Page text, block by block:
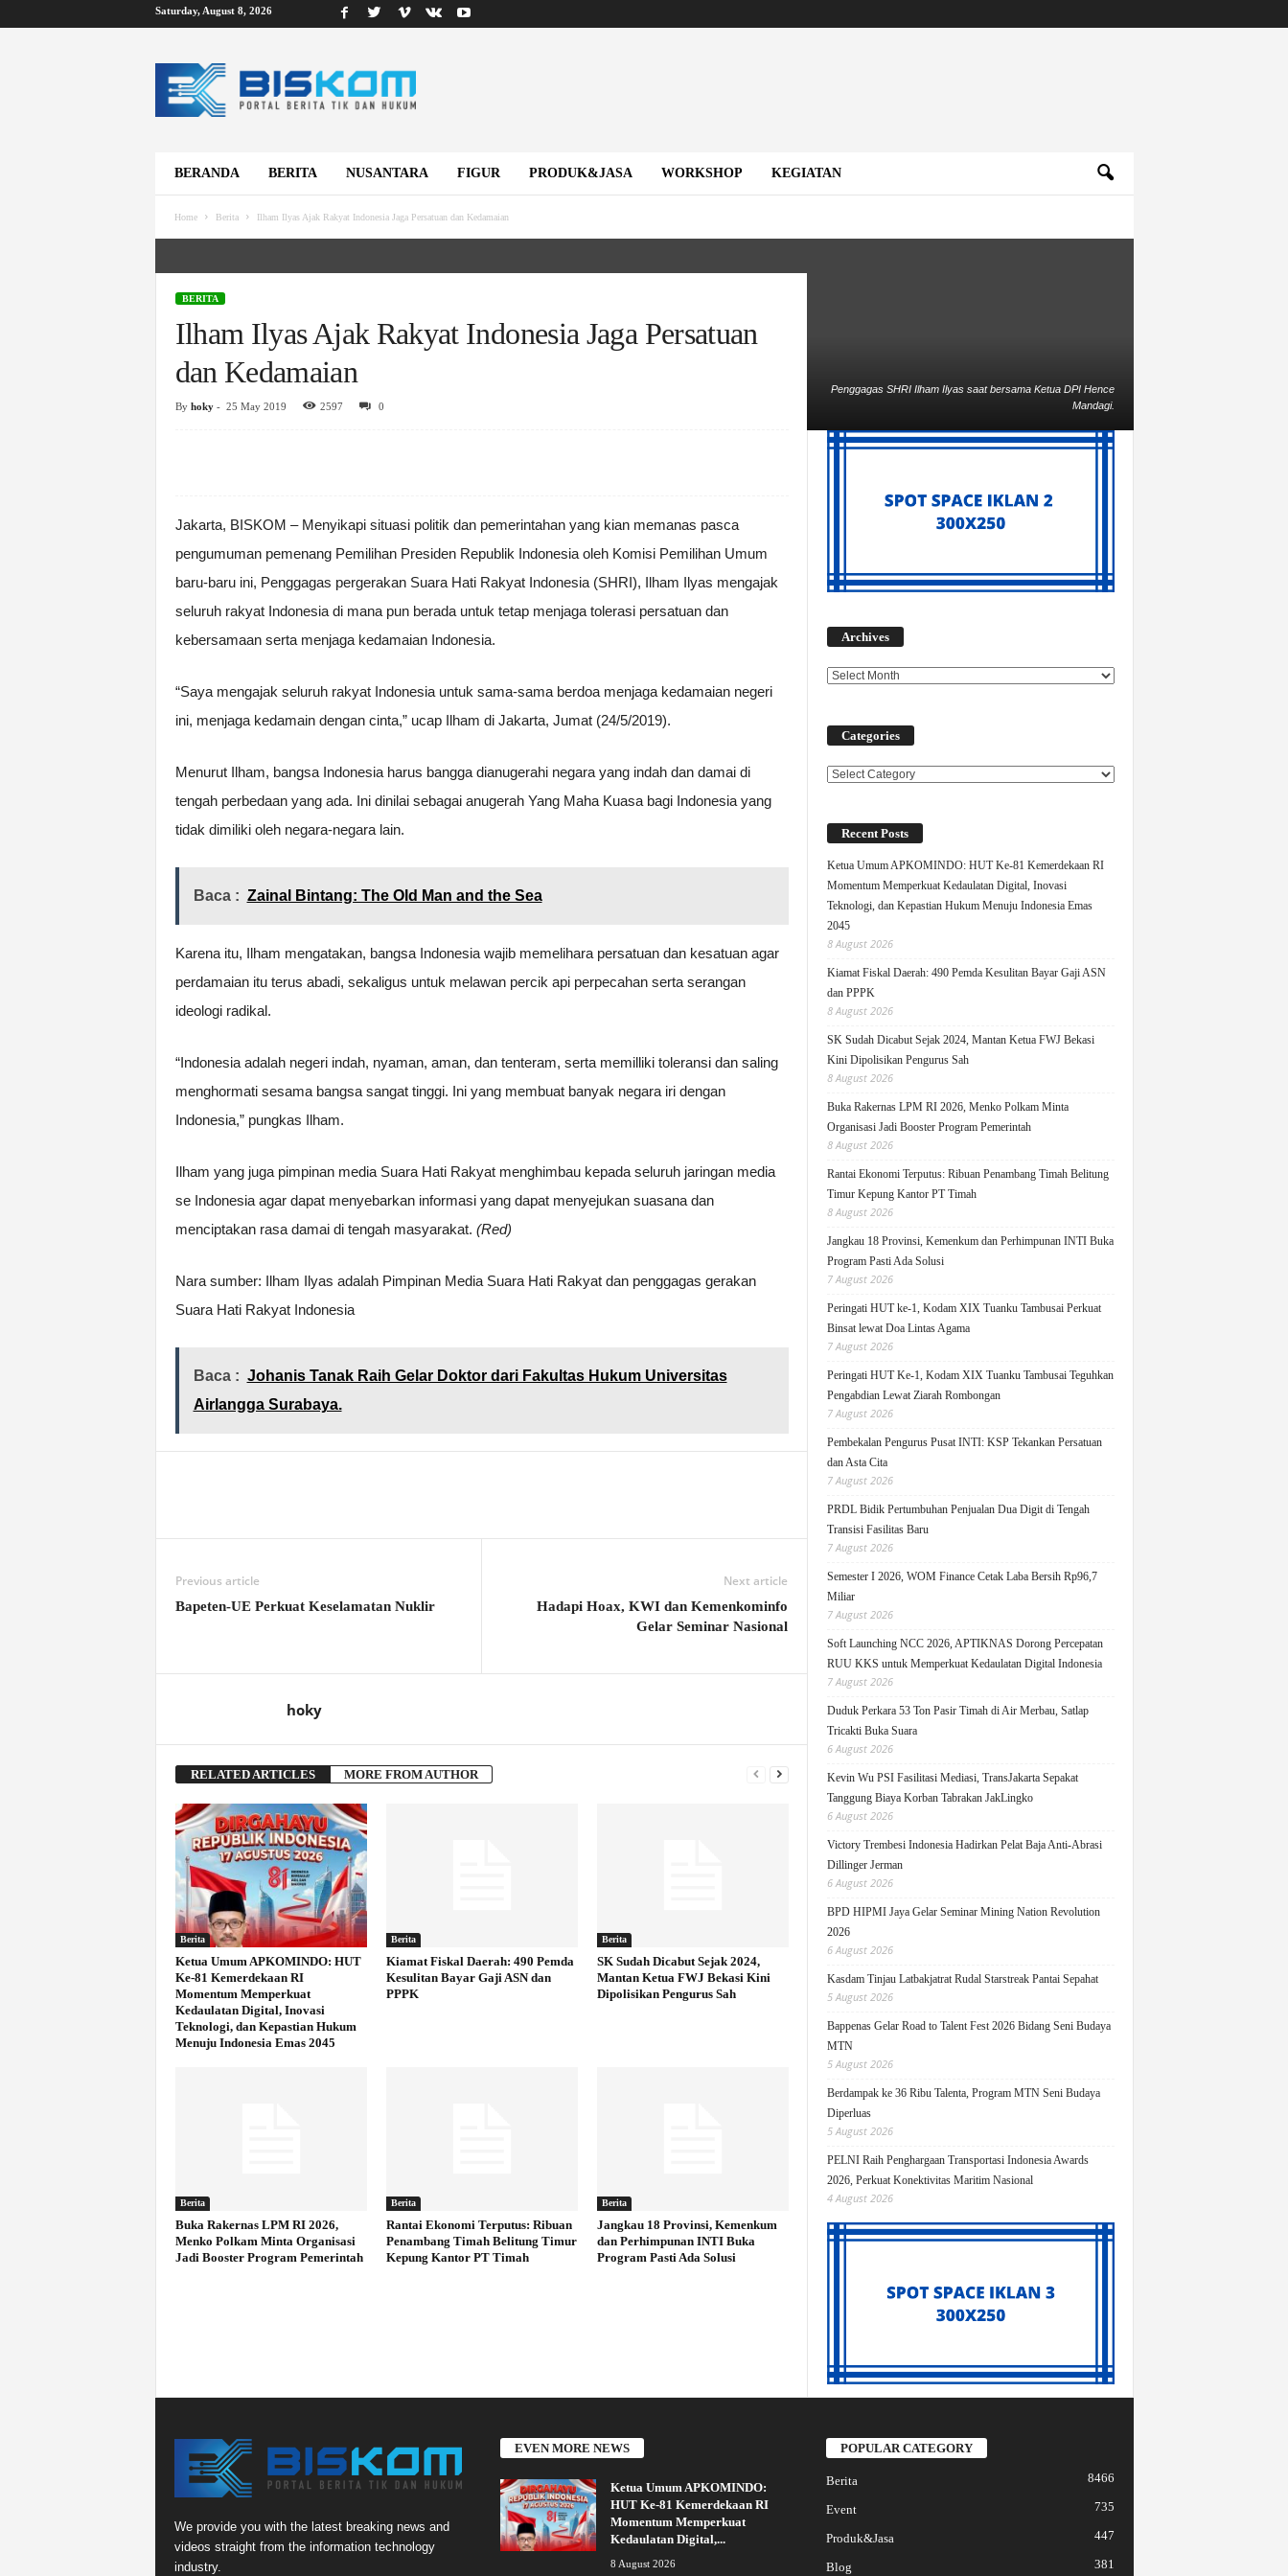
Saturday, August 8, 2026
i
BERANDA
BERITA NUSANTARA FIGUR PRODUK&JASA WORKSHOP KEGIATAN
Home Berita Ilham Ilyas Ajak Rakyat Indonesia Jaga Persatuan dan Kedamaian
Penggagas SHRI Ilham Ilyas saat bersama Ketua DPI Hence
Mandagi.
BERITA
Ilham Ilyas Ajak Rakyat Indonesia Jaga Persatuan
dan Kedamaian
By hoky- 25 May 2019 2597 0
Jakarta, BISKOM – Menyikapi situasi politik dan pemerintahan yang kian memanas pasca
pengumuman pemenang Pemilihan Presiden Republik Indonesia oleh Komisi Pemilihan Umum
baru-baru ini, Penggagas pergerakan Suara Hati Rakyat Indonesia (SHRI), Ilham Ilyas mengajak
seluruh rakyat Indonesia di mana pun berada untuk tetap menjaga tolerasi persatuan dan
kebersamaan serta menjaga kedamaian Indonesia.
“Saya mengajak seluruh rakyat Indonesia untuk sama-sama berdoa menjaga kedamaian negeri
ini, menjaga kedamain dengan cinta,” ucap Ilham di Jakarta, Jumat (24/5/2019).
Menurut Ilham, bangsa Indonesia harus bangga dianugerahi negara yang indah dan damai di
tengah perbedaan yang ada. Ini dinilai sebagai anugerah Yang Maha Kuasa bagi Indonesia yang
tidak dimiliki oleh negara-negara lain.
Baca : Zainal Bintang: The Old Man and the Sea
Karena itu, Ilham mengatakan, bangsa Indonesia wajib memelihara persatuan dan kesatuan agar
perdamaian itu terus abadi, sekaligus untuk melawan percik api perpecahan serta serangan
ideologi radikal.
“Indonesia adalah negeri indah, nyaman, aman, dan tenteram, serta memilliki toleransi dan saling
menghormati sesama bangsa sangat tinggi. Ini yang membuat banyak negara iri dengan
Indonesia,” pungkas Ilham.
Ilham yang juga pimpinan media Suara Hati Rakyat menghimbau kepada seluruh jaringan media
se Indonesia agar dapat menyebarkan informasi yang dapat menyejukan suasana dan
menciptakan rasa damai di tengah masyarakat. (Red)
Nara sumber: Ilham Ilyas adalah Pimpinan Media Suara Hati Rakyat dan penggagas gerakan
Suara Hati Rakyat Indonesia
Baca : Johanis Tanak Raih Gelar Doktor dari Fakultas Hukum Universitas
Airlangga Surabaya.
Previous article
Bapeten-UE Perkuat Keselamatan Nuklir
Next article
Hadapi Hoax, KWI dan Kemenkominfo
Gelar Seminar Nasional
hoky
RELATED ARTICLES MORE FROM AUTHOR
Berita
Ketua Umum APKOMINDO: HUT
Ke-81 Kemerdekaan RI
Momentum Memperkuat
Kedaulatan Digital, Inovasi
Teknologi, dan Kepastian Hukum
Menuju Indonesia Emas 2045
Berita
Kiamat Fiskal Daerah: 490 Pemda
Kesulitan Bayar Gaji ASN dan
PPPK
Berita
SK Sudah Dicabut Sejak 2024,
Mantan Ketua FWJ Bekasi Kini
Dipolisikan Pengurus Sah
Berita
Buka Rakernas LPM RI 2026,
Menko Polkam Minta Organisasi
Jadi Booster Program Pemerintah
Berita
Rantai Ekonomi Terputus: Ribuan
Penambang Timah Belitung Timur
Kepung Kantor PT Timah
Berita
Jangkau 18 Provinsi, Kemenkum
dan Perhimpunan INTI Buka
Program Pasti Ada Solusi
Archives
Categories
Categories
Recent Posts
Ketua Umum APKOMINDO: HUT Ke-81 Kemerdekaan RI
Momentum Memperkuat Kedaulatan Digital, Inovasi
Teknologi, dan Kepastian Hukum Menuju Indonesia Emas
2045
8 August 2026
Kiamat Fiskal Daerah: 490 Pemda Kesulitan Bayar Gaji ASN
dan PPPK
8 August 2026
SK Sudah Dicabut Sejak 2024, Mantan Ketua FWJ Bekasi
Kini Dipolisikan Pengurus Sah
8 August 2026
Buka Rakernas LPM RI 2026, Menko Polkam Minta
Organisasi Jadi Booster Program Pemerintah
8 August 2026
Rantai Ekonomi Terputus: Ribuan Penambang Timah Belitung
Timur Kepung Kantor PT Timah
8 August 2026
Jangkau 18 Provinsi, Kemenkum dan Perhimpunan INTI Buka
Program Pasti Ada Solusi
7 August 2026
Peringati HUT ke-1, Kodam XIX Tuanku Tambusai Perkuat
Binsat lewat Doa Lintas Agama
7 August 2026
Peringati HUT Ke-1, Kodam XIX Tuanku Tambusai Teguhkan
Pengabdian Lewat Ziarah Rombongan
7 August 2026
Pembekalan Pengurus Pusat INTI: KSP Tekankan Persatuan
dan Asta Cita
7 August 2026
PRDL Bidik Pertumbuhan Penjualan Dua Digit di Tengah
Transisi Fasilitas Baru
7 August 2026
Semester I 2026, WOM Finance Cetak Laba Bersih Rp96,7
Miliar
7 August 2026
Soft Launching NCC 2026, APTIKNAS Dorong Percepatan
RUU KKS untuk Memperkuat Kedaulatan Digital Indonesia
7 August 2026
Duduk Perkara 53 Ton Pasir Timah di Air Merbau, Satlap
Tricakti Buka Suara
6 August 2026
Kevin Wu PSI Fasilitasi Mediasi, TransJakarta Sepakat
Tanggung Biaya Korban Tabrakan JakLingko
6 August 2026
Victory Trembesi Indonesia Hadirkan Pelat Baja Anti-Abrasi
Dillinger Jerman
6 August 2026
BPD HIPMI Jaya Gelar Seminar Mining Nation Revolution
2026
6 August 2026
Kasdam Tinjau Latbakjatrat Rudal Starstreak Pantai Sepahat
5 August 2026
Bappenas Gelar Road to Talent Fest 2026 Bidang Seni Budaya
MTN
5 August 2026
Berdampak ke 36 Ribu Talenta, Program MTN Seni Budaya
Diperluas
5 August 2026
PELNI Raih Penghargaan Transportasi Indonesia Awards
2026, Perkuat Konektivitas Maritim Nasional
4 August 2026
We provide you with the latest breaking news and
videos straight from the information technology
industry.
EVEN MORE NEWS
Ketua Umum APKOMINDO:
HUT Ke-81 Kemerdekaan RI
Momentum Memperkuat
Kedaulatan Digital,...
8 August 2026
POPULAR CATEGORY
Berita 8466
Event 735
Produk&Jasa 447
Blog 381